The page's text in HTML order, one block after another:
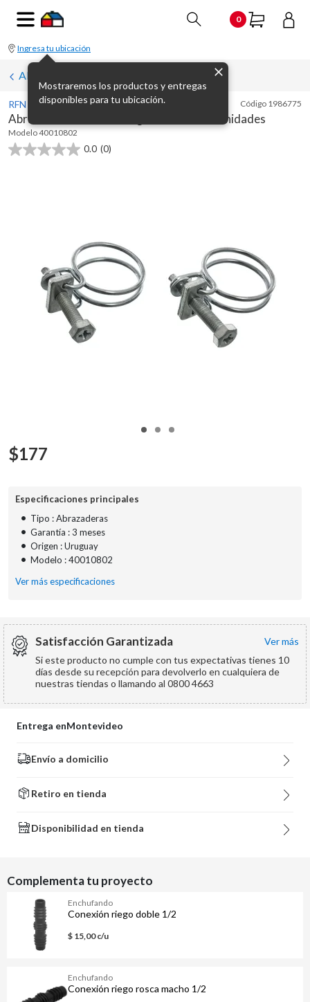
0
Ingresa tu ubicación
Mostraremos los productos y entregas
disponibles para tu ubicación.
Abrazaderas
RFN Código 1986775
Abrazadera 1/2 alambre galvanizado x 2 unidades
Modelo40010802
0.0 (0)
0.0
$177
Especificaciones principales
• Tipo : Abrazaderas
• Garantía : 3 meses
• Origen : Uruguay
• Modelo : 40010802
Ver más especificaciones
Satisfacción Garantizada
ver más
Si este producto no cumple con tus expectativas tienes 10
días desde su recepción para devolverlo en cualquiera de
nuestras tiendas o llamando al 0800 4663
Entrega enMontevideo
Envío a domicilio
Retiro en tienda
Disponibilidad en tienda
Complementa tu proyecto
Enchufando
Conexión riego doble 1/2
$ 15,00 c/u
Enchufando
Conexión riego rosca macho 1/2